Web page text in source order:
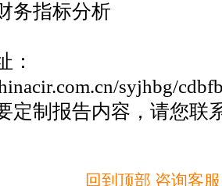
标分析
syjhbg/
制报告内容，请您联
回到顶部 咨询客服